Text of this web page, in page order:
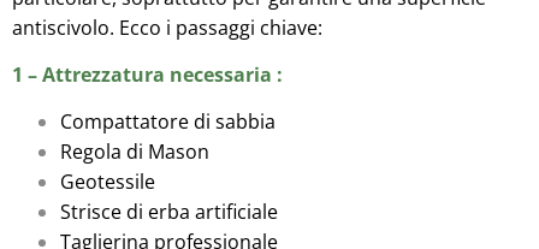
antiscivolo. Ecco i passaggi chiave:
1 – Attrezzatura necessaria :
Compattatore di sabbia
Regola di Mason
Geotessile
Strisce di erba artificiale
Taglierina professionale